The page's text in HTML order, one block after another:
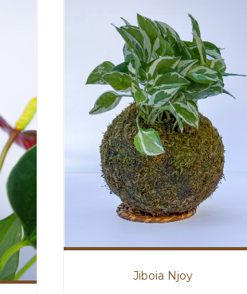
⁠Jiboia Njoy